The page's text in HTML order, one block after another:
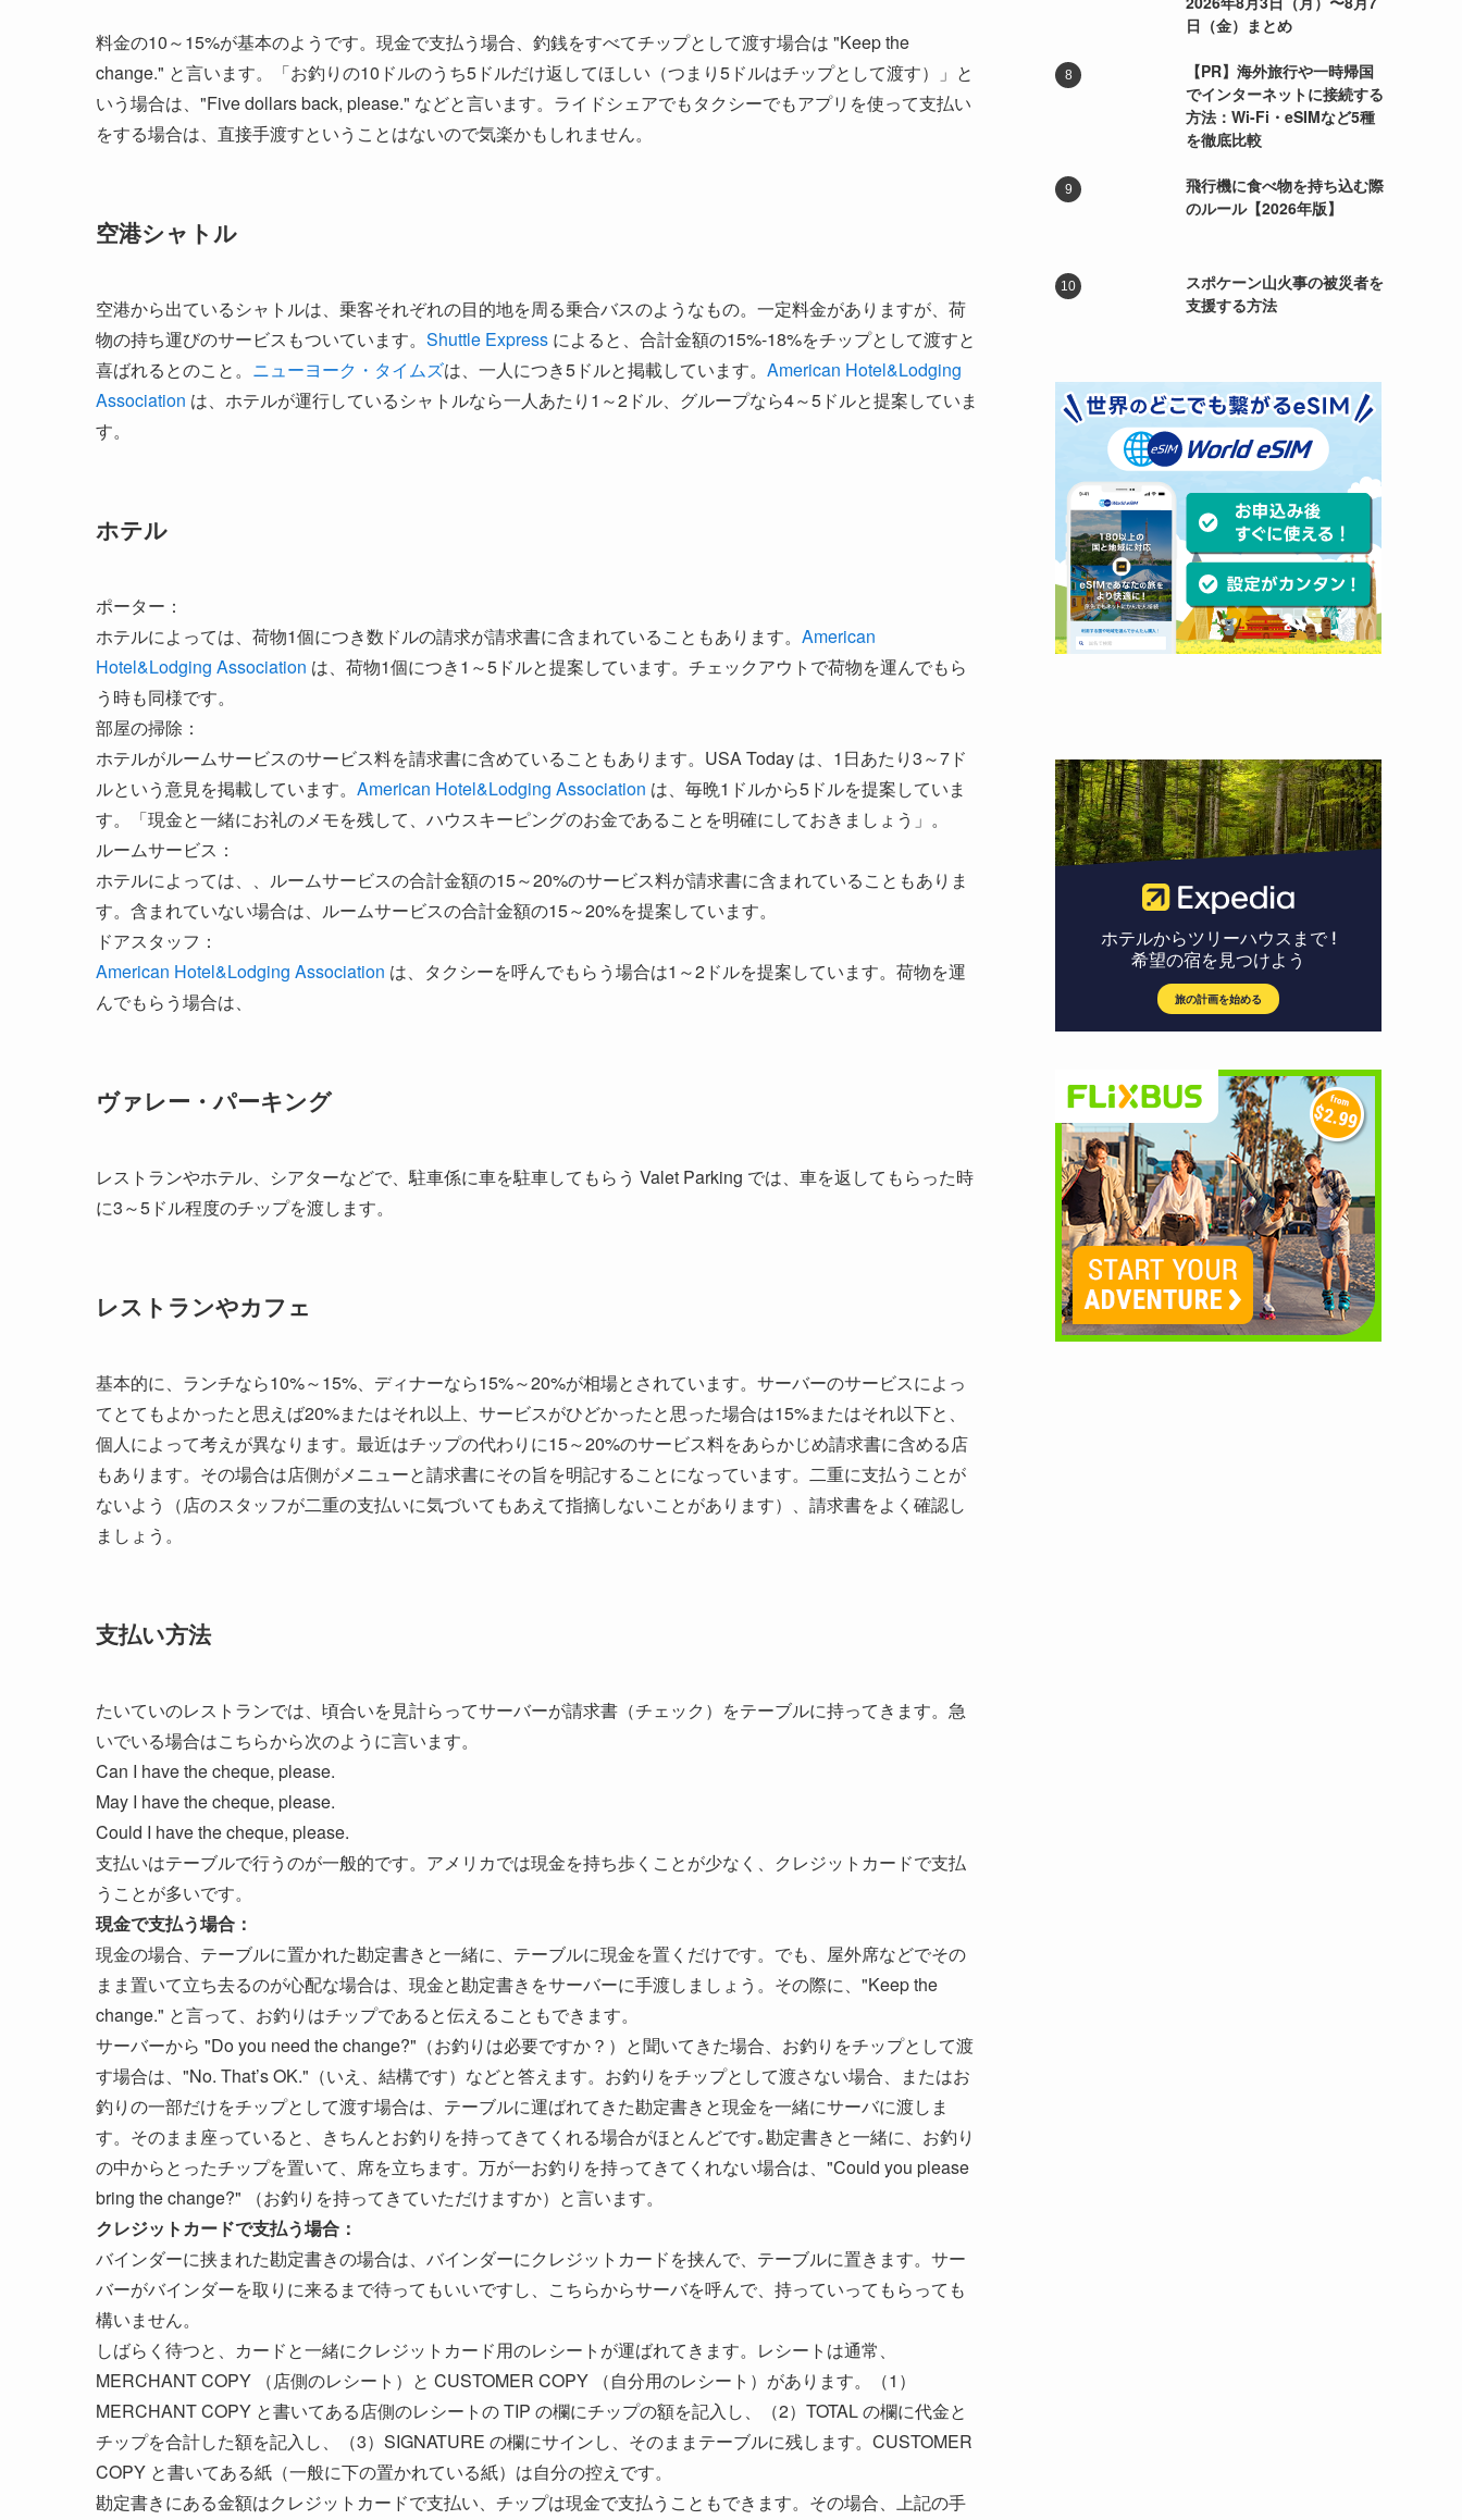
料金の10～15%が基本のようです。現金で支払う場合、釣銭をすべてチップとして渡す場合は "Keep the
change." と言います。「お釣りの10ドルのうち5ドルだけ返してほしい（つまり5ドルはチップとして渡す）」と
いう場合は、"Five dollars back, please." などと言います。ライドシェアでもタクシーでもアプリを使って支払い
をする場合は、直接手渡すということはないので気楽かもしれません。
空港シャトル
空港から出ているシャトルは、乗客それぞれの目的地を周る乗合バスのようなもの。一定料金がありますが、荷
物の持ち運びのサービスもついています。 Shuttle Express によると、合計金額の15%-18%をチップとして渡すと
喜ばれるとのこと。 ニューヨーク・タイムズは、一人につき5ドルと掲載しています。 American Hotel&Lodging
Association は、ホテルが運行しているシャトルなら一人あたり1～2ドル、グループなら4～5ドルと提案していま
す。
ホテル
ポーター：
ホテルによっては、荷物1個につき数ドルの請求が請求書に含まれていることもあります。 American
Hotel&Lodging Association は、荷物1個につき1～5ドルと提案しています。チェックアウトで荷物を運んでもら
う時も同様です。
部屋の掃除：
ホテルがルームサービスのサービス料を請求書に含めていることもあります。USA Today は、1日あたり3～7ド
ルという意見を掲載しています。 American Hotel&Lodging Association は、毎晩1ドルから5ドルを提案していま
す。「現金と一緒にお礼のメモを残して、ハウスキーピングのお金であることを明確にしておきましょう」。
ルームサービス：
ホテルによっては、、ルームサービスの合計金額の15～20%のサービス料が請求書に含まれていることもありま
す。含まれていない場合は、ルームサービスの合計金額の15～20%を提案しています。
ドアスタッフ：
American Hotel&Lodging Association は、タクシーを呼んでもらう場合は1～2ドルを提案しています。荷物を運
んでもらう場合は、
ヴァレー・パーキング
レストランやホテル、シアターなどで、駐車係に車を駐車してもらう Valet Parking では、車を返してもらった時
に3～5ドル程度のチップを渡します。
レストランやカフェ
基本的に、ランチなら10%～15%、ディナーなら15%～20%が相場とされています。サーバーのサービスによっ
てとてもよかったと思えば20%またはそれ以上、サービスがひどかったと思った場合は15%またはそれ以下と、
個人によって考えが異なります。最近はチップの代わりに15～20%のサービス料をあらかじめ請求書に含める店
もあります。その場合は店側がメニューと請求書にその旨を明記することになっています。二重に支払うことが
ないよう（店のスタッフが二重の支払いに気づいてもあえて指摘しないことがあります）、請求書をよく確認し
ましょう。
支払い方法
たいていのレストランでは、頃合いを見計らってサーバーが請求書（チェック）をテーブルに持ってきます。急
いでいる場合はこちらから次のように言います。
Can I have the cheque, please.
May I have the cheque, please.
Could I have the cheque, please.
支払いはテーブルで行うのが一般的です。アメリカでは現金を持ち歩くことが少なく、クレジットカードで支払
うことが多いです。
現金で支払う場合：
現金の場合、テーブルに置かれた勘定書きと一緒に、テーブルに現金を置くだけです。でも、屋外席などでその
まま置いて立ち去るのが心配な場合は、現金と勘定書きをサーバーに手渡しましょう。その際に、"Keep the
change." と言って、お釣りはチップであると伝えることもできます。
サーバーから "Do you need the change?"（お釣りは必要ですか？）と聞いてきた場合、お釣りをチップとして渡
す場合は、"No. That’s OK."（いえ、結構です）などと答えます。お釣りをチップとして渡さない場合、またはお
釣りの一部だけをチップとして渡す場合は、テーブルに運ばれてきた勘定書きと現金を一緒にサーバに渡しま
す。そのまま座っていると、きちんとお釣りを持ってきてくれる場合がほとんどです｡勘定書きと一緒に、お釣り
の中からとったチップを置いて、席を立ちます。万が一お釣りを持ってきてくれない場合は、"Could you please
bring the change?" （お釣りを持ってきていただけますか）と言います。
クレジットカードで支払う場合：
バインダーに挟まれた勘定書きの場合は、バインダーにクレジットカードを挟んで、テーブルに置きます。サー
バーがバインダーを取りに来るまで待ってもいいですし、こちらからサーバを呼んで、持っていってもらっても
構いません。
しばらく待つと、カードと一緒にクレジットカード用のレシートが運ばれてきます。レシートは通常、
MERCHANT COPY （店側のレシート）と CUSTOMER COPY （自分用のレシート）があります。（1）
MERCHANT COPY と書いてある店側のレシートの TIP の欄にチップの額を記入し、（2）TOTAL の欄に代金と
チップを合計した額を記入し、（3）SIGNATURE の欄にサインし、そのままテーブルに残します。CUSTOMER
COPY と書いてある紙（一般に下の置かれている紙）は自分の控えです。
勘定書きにある金額はクレジットカードで支払い、チップは現金で支払うこともできます。その場合、上記の手
日（金）まとめ
【PR】海外旅行や一時帰国
でインターネットに接続する
方法：Wi-Fi・eSIMなど5種
を徹底比較
飛行機に食べ物を持ち込む際
のルール【2026年版】
スポケーン山火事の被災者を
支援する方法